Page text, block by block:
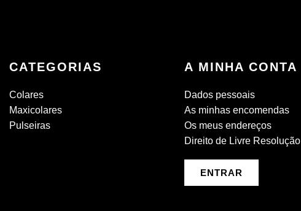
CATEGORIAS
Colares
Maxicolares
Pulseiras
A MINHA CONTA
Dados pessoais
As minhas encomendas
Os meus endereços
Direito de Livre Resolução
ENTRAR